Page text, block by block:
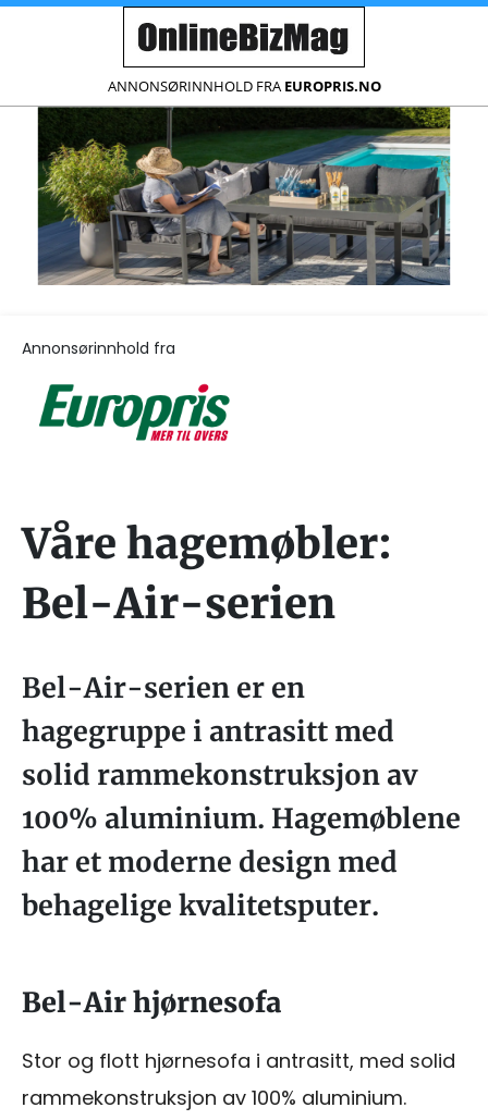
ANNONSØRINNHOLD FRA EUROPRIS.NO
Annonsørinnhold fra
Våre hagemøbler:
Bel-Air-serien
Bel-Air-serien er en
hagegruppe i antrasitt med
solid rammekonstruksjon av
100% aluminium. Hagemøblene
har et moderne design med
behagelige kvalitetsputer.
Bel-Air hjørnesofa
Stor og flott hjørnesofa i antrasitt, med solid
rammekonstruksjon av 100% aluminium.